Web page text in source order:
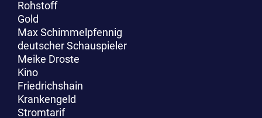
Rohstoff
Gold
Max Schimmelpfennig
deutscher Schauspieler
Meike Droste
Kino
Friedrichshain
Krankengeld
Stromtarif